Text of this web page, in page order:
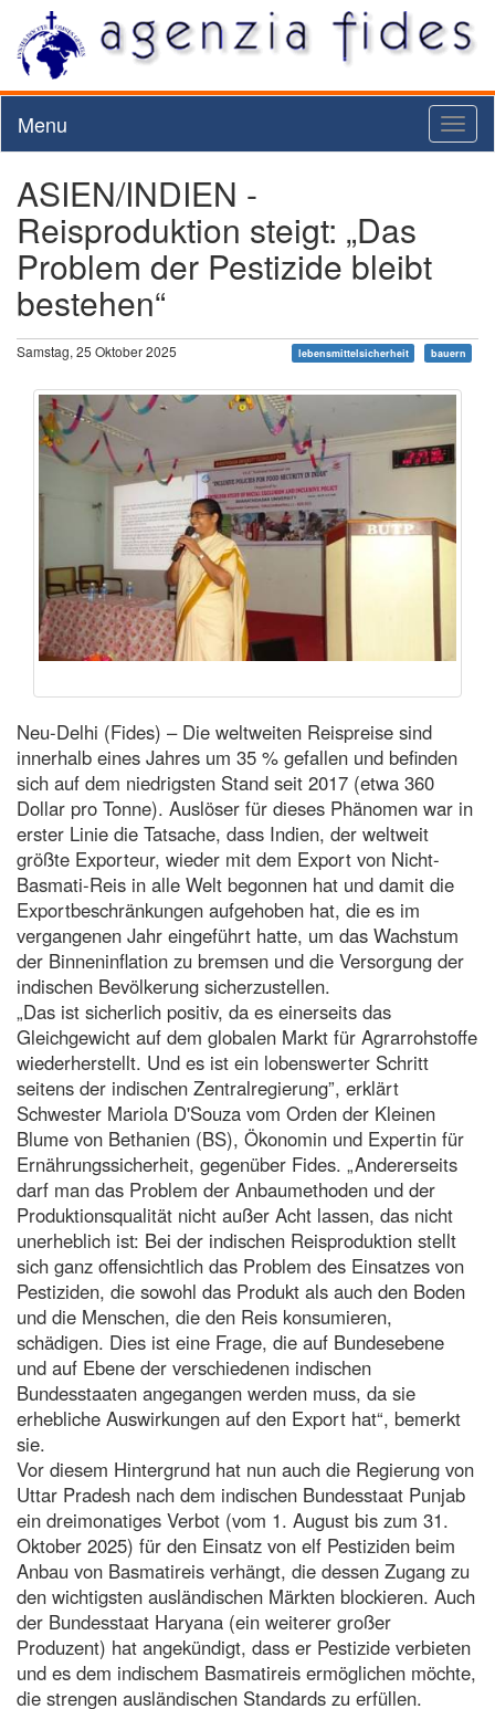
Menu
ASIEN/INDIEN -
Reisproduktion steigt: „Das
Problem der Pestizide bleibt
bestehen“
Samstag, 25 Oktober 2025 lebensmittelsicherheit bauern
Neu-Delhi (Fides) – Die weltweiten Reispreise sind
innerhalb eines Jahres um 35 % gefallen und befinden
sich auf dem niedrigsten Stand seit 2017 (etwa 360
Dollar pro Tonne). Auslöser für dieses Phänomen war in
erster Linie die Tatsache, dass Indien, der weltweit
größte Exporteur, wieder mit dem Export von Nicht-
Basmati-Reis in alle Welt begonnen hat und damit die
Exportbeschränkungen aufgehoben hat, die es im
vergangenen Jahr eingeführt hatte, um das Wachstum
der Binneninflation zu bremsen und die Versorgung der
indischen Bevölkerung sicherzustellen.
„Das ist sicherlich positiv, da es einerseits das
Gleichgewicht auf dem globalen Markt für Agrarrohstoffe
wiederherstellt. Und es ist ein lobenswerter Schritt
seitens der indischen Zentralregierung”, erklärt
Schwester Mariola D'Souza vom Orden der Kleinen
Blume von Bethanien (BS), Ökonomin und Expertin für
Ernährungssicherheit, gegenüber Fides. „Andererseits
darf man das Problem der Anbaumethoden und der
Produktionsqualität nicht außer Acht lassen, das nicht
unerheblich ist: Bei der indischen Reisproduktion stellt
sich ganz offensichtlich das Problem des Einsatzes von
Pestiziden, die sowohl das Produkt als auch den Boden
und die Menschen, die den Reis konsumieren,
schädigen. Dies ist eine Frage, die auf Bundesebene
und auf Ebene der verschiedenen indischen
Bundesstaaten angegangen werden muss, da sie
erhebliche Auswirkungen auf den Export hat“, bemerkt
sie.
Vor diesem Hintergrund hat nun auch die Regierung von
Uttar Pradesh nach dem indischen Bundesstaat Punjab
ein dreimonatiges Verbot (vom 1. August bis zum 31.
Oktober 2025) für den Einsatz von elf Pestiziden beim
Anbau von Basmatireis verhängt, die dessen Zugang zu
den wichtigsten ausländischen Märkten blockieren. Auch
der Bundesstaat Haryana (ein weiterer großer
Produzent) hat angekündigt, dass er Pestizide verbieten
und es dem indischem Basmatireis ermöglichen möchte,
die strengen ausländischen Standards zu erfüllen.